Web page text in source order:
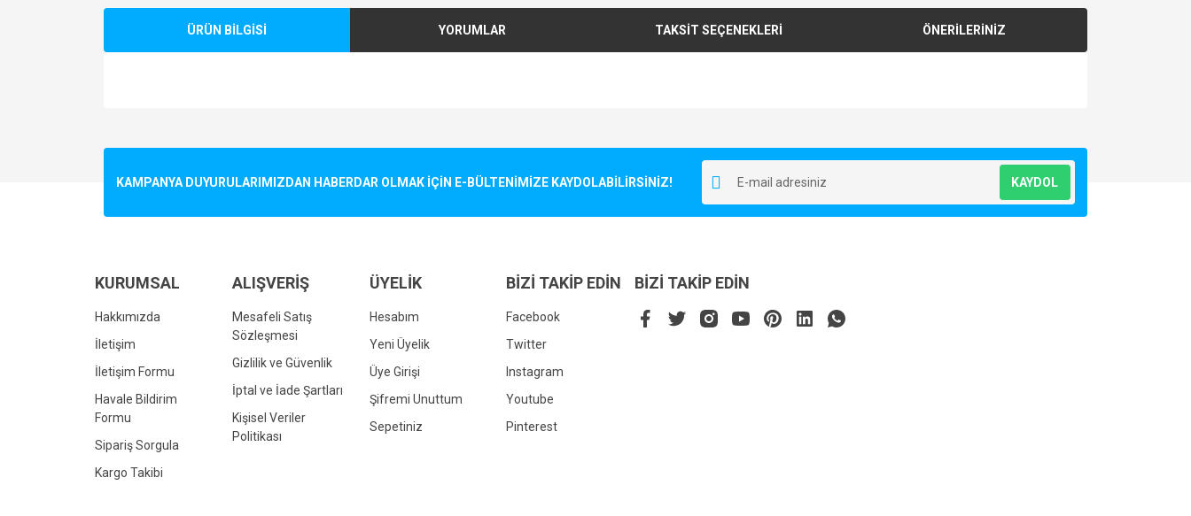
ÜRÜN BİLGİSİ YORUMLAR TAKSİT SEÇENEKLERİ ÖNERİLERİNİZ
Ürün resmi kalitesiz, bozuk veya görüntülenemiyor.
Bu ürüne benzer farklı alternatifler olmalı.
KAMPANYA DUYURULARIMIZDAN HABERDAR OLMAK İÇİN E-BÜLTENİMİZE KAYDOLABİLİRSİNİZ! KAYDOL
KURUMSAL
Hakkımızda
İletişim
İletişim Formu
Havale Bildirim
Formu
Sipariş Sorgula
Kargo Takibi
ALIŞVERİŞ
Mesafeli Satış
Sözleşmesi
Gizlilik ve Güvenlik
İptal ve İade Şartları
Kişisel Veriler
Politikası
ÜYELİK
Hesabım
Yeni Üyelik
Üye Girişi
Şifremi Unuttum
Sepetiniz
BİZİ TAKİP EDİN
Facebook
Twitter
Instagram
Youtube
Pinterest
BİZİ TAKİP EDİN